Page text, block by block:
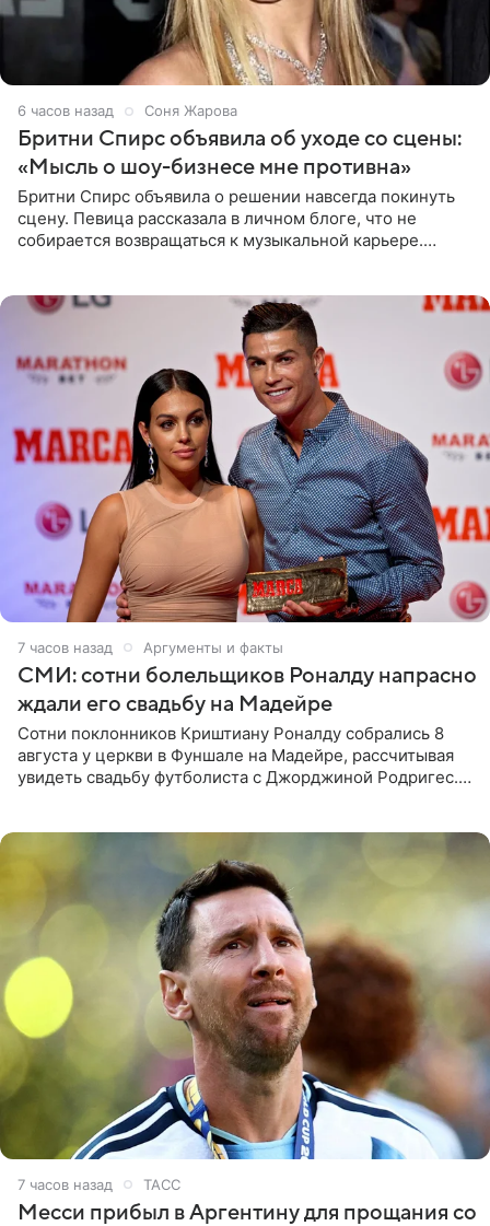
6 часов назад Соня Жарова
Бритни Спирс объявила об уходе со сцены:
«Мысль о шоу-бизнесе мне противна»
Бритни Спирс объявила о решении навсегда покинуть
сцену. Певица рассказала в личном блоге, что не
собирается возвращаться к музыкальной карьере.
7 часов назад Аргументы и факты
СМИ: сотни болельщиков Роналду напрасно
ждали его свадьбу на Мадейре
Сотни поклонников Криштиану Роналду собрались 8
августа у церкви в Фуншале на Мадейре, рассчитывая
увидеть свадьбу футболиста с Джорджиной Родригес.
7 часов назад ТАСС
Месси прибыл в Аргентину для прощания со